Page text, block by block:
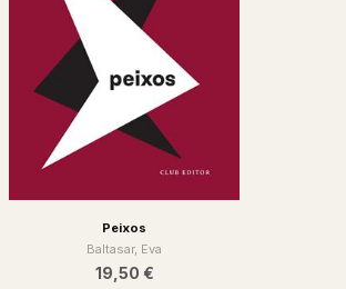
Peixos
Baltasar, Eva
19,50 €